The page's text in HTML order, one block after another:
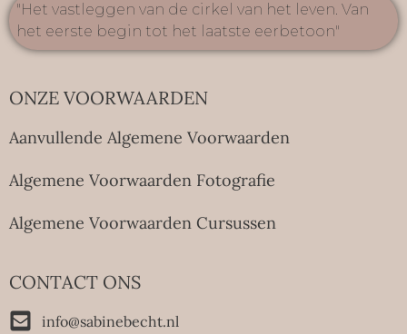
"Het vastleggen van de cirkel van het leven. Van
het eerste begin tot het laatste eerbetoon"
ONZE VOORWAARDEN
Aanvullende Algemene Voorwaarden
Algemene Voorwaarden Fotografie
Algemene Voorwaarden Cursussen
CONTACT ONS
info@sabinebecht.nl